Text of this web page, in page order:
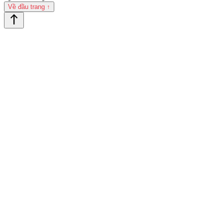
Về đầu trang ↑
north